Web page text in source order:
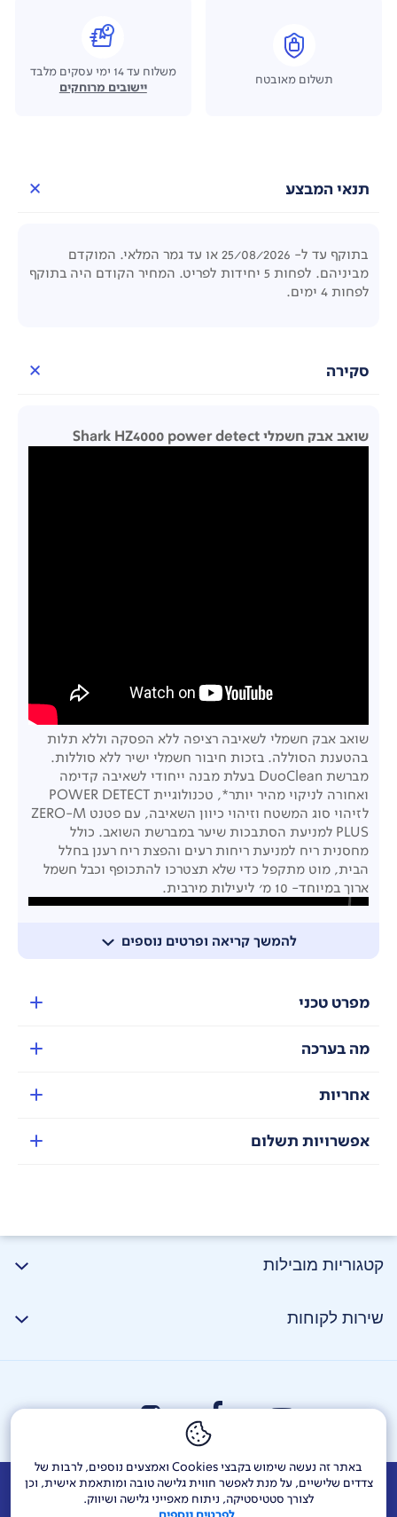
באתר זה נעשה שימוש בקבצי Cookies ואמצעים נוספים, לרבות של
צדדים שלישיים, על מנת לאפשר חווית גלישה טובה ומותאמת אישית, וכן
לצורך סטטיסטיקה, ניתוח מאפייני גלישה ושיווק.
תשלום מאובטח
משלוח עד 14 ימי עסקים מלבד
יישובים מרוחקים
תנאי המבצע
בתוקף עד ל- 25/08/2026 או עד גמר המלאי. המוקדם
מביניהם. לפחות 5 יחידות לפריט. המחיר הקודם היה בתוקף
לפחות 4 ימים.
סקירה
להמשך קריאה ופרטים נוספים
שואב אבק חשמלי Shark HZ4000 power detect
שואב אבק חשמלי לשאיבה רציפה ללא הפסקה וללא תלות
בהטענת הסוללה. בזכות חיבור חשמלי ישיר ללא סוללות.
מברשת DuoClean בעלת מבנה ייחודי לשאיבה קדימה
ואחורה לניקוי מהיר יותר*, טכנולוגיית POWER DETECT
לזיהוי סוג המשטח וזיהוי כיוון השאיבה, עם פטנט ZERO-M
PLUS למניעת הסתבכות שיער במברשת השואב. כולל
מחסנית ריח למניעת ריחות רעים והפצת ריח רענן בחלל
הבית, מוט מתקפל כדי שלא תצטרכו להתכופף וכבל חשמל
ארוך במיוחד- 10 מ' ליעילות מירבית.
Direction Detect
Floor Detect
מפרט טכני
מה בערכה
אחריות
אפשרויות תשלום
קטגוריות מובילות
שירות לקוחות
אודות דרושים צור קשר Investor Relations
הודעות חברה